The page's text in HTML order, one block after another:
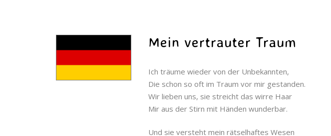
Mein vertrauter Traum
Ich träume wieder von der Unbekannten,
Die schon so oft im Traum vor mir gestanden.
Wir lieben uns, sie streicht das wirre Haar
Mir aus der Stirn mit Händen wunderbar.
Und sie versteht mein rätselhaftes Wesen